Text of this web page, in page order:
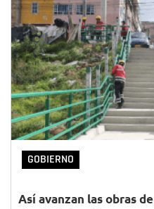
GOBIERNO
Así avanzan las obras